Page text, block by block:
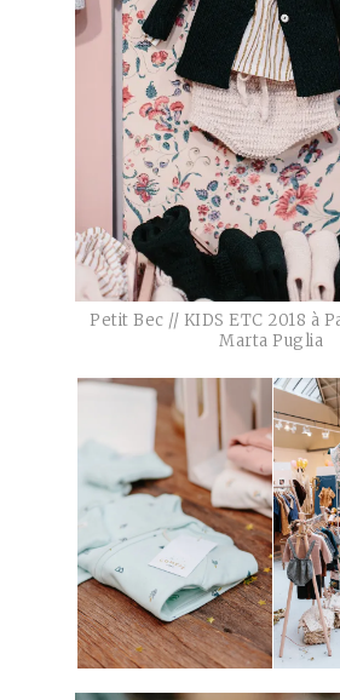
Petit Bec // KIDS ETC 2018 à
Marta Puglia